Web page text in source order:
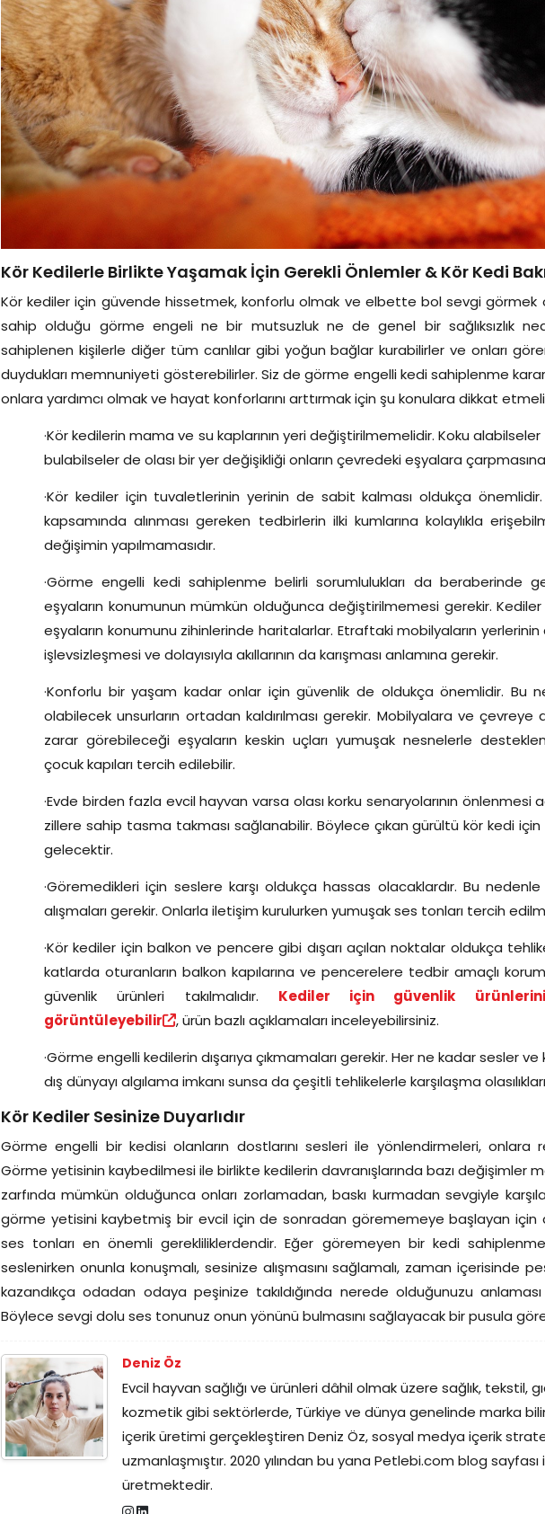
Kör Kedilerle Birlikte Yaşamak İçin Gerekli Önlemler & Kör Kedi
Kör kediler için güvende hissetmek, konforlu olmak ve elbette bol sevgi görmek
sahip olduğu görme engeli ne bir mutsuzluk ne de genel bir sağlıksızlık
sahiplenen kişilerle diğer tüm canlılar gibi yoğun bağlar kurabilirler ve onları
duydukları memnuniyeti gösterebilirler. Siz de görme engelli kedi sahiplenme
onlara yardımcı olmak ve hayat konforlarını arttırmak için şu konulara dikkat
·Kör kedilerin mama ve su kaplarının yeri değiştirilmemelidir. Koku
bulabilseler de olası bir yer değişikliği onların çevredeki eşyalara
·Kör kediler için tuvaletlerinin yerinin de sabit kalması oldukça
kapsamında alınması gereken tedbirlerin ilki kumlarına kolaylıkla
değişimin yapılmamasıdır.
·Görme engelli kedi sahiplenme belirli sorumlulukları da beraberinde
eşyaların konumunun mümkün olduğunca değiştirilmemesi gerekir.
eşyaların konumunu zihinlerinde haritalarlar. Etraftaki mobilyaların yerlerinin
işlevsizleşmesi ve dolayısıyla akıllarının da karışması anlamına gerekir.
·Konforlu bir yaşam kadar onlar için güvenlik de oldukça önemlidir. Bu
olabilecek unsurların ortadan kaldırılması gerekir. Mobilyalara ve çevreye
zarar görebileceği eşyaların keskin uçları yumuşak nesnelerle
çocuk kapıları tercih edilebilir.
·Evde birden fazla evcil hayvan varsa olası korku senaryolarının önlenmesi
zillere sahip tasma takması sağlanabilir. Böylece çıkan gürültü kör kedi için
gelecektir.
·Göremedikleri için seslere karşı oldukça hassas olacaklardır. Bu
alışmaları gerekir. Onlarla iletişim kurulurken yumuşak ses tonları tercih
·Kör kediler için balkon ve pencere gibi dışarı açılan noktalar oldukça
katlarda oturanların balkon kapılarına ve pencerelere tedbir amaçlı
güvenlik ürünleri takılmalıdır. Kediler için güvenlik
görüntüleyebilir
, ürün bazlı açıklamaları inceleyebilirsiniz.
·Görme engelli kedilerin dışarıya çıkmamaları gerekir. Her ne kadar sesler
dış dünyayı algılama imkanı sunsa da çeşitli tehlikelerle karşılaşma
Kör Kediler Sesinize Duyarlıdır
Görme engelli bir kedisi olanların dostlarını sesleri ile yönlendirmeleri, onlara
Görme yetisinin kaybedilmesi ile birlikte kedilerin davranışlarında bazı değişimler
zarfında mümkün olduğunca onları zorlamadan, baskı kurmadan sevgiyle
görme yetisini kaybetmiş bir evcil için de sonradan görememeye başlayan için
ses tonları en önemli gerekliliklerdendir. Eğer göremeyen bir kedi
seslenirken onunla konuşmalı, sesinize alışmasını sağlamalı, zaman içerisinde
kazandıkça odadan odaya peşinize takıldığında nerede olduğunuzu
Böylece sevgi dolu ses tonunuz onun yönünü bulmasını sağlayacak bir pusula
Deniz Öz
Evcil hayvan sağlığı ve ürünleri dâhil olmak üzere sağlık, tekstil,
kozmetik gibi sektörlerde, Türkiye ve dünya genelinde marka
içerik üretimi gerçekleştiren Deniz Öz, sosyal medya içerik
uzmanlaşmıştır. 2020 yılından bu yana Petlebi.com blog
üretmektedir.